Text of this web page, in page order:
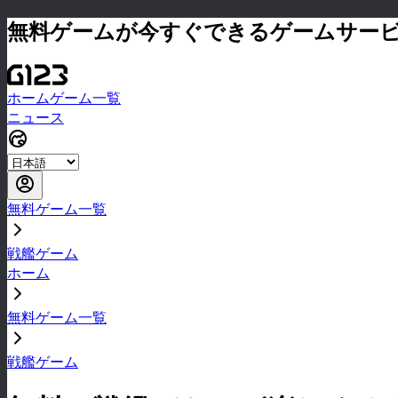
無料ゲームが今すぐできるゲームサー
ホームゲーム一覧
ニュース
無料ゲーム一覧
戦艦ゲーム
ホーム
無料ゲーム一覧
戦艦ゲーム